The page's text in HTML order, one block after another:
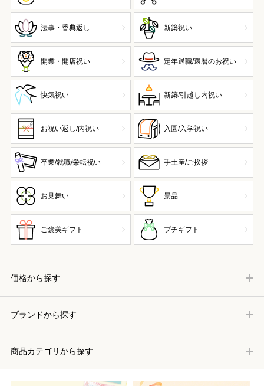
法事・香典返し 新築祝い
開業・開店祝い 定年退職/還暦のお祝い
快気祝い 新築/引越し内祝い
お祝い返し/内祝い 入園/入学祝い
卒業/就職/栄転祝い 手土産/ご挨拶
お見舞い 景品
ご褒美ギフト プチギフト
価格から探す
ブランドから探す
商品カテゴリから探す